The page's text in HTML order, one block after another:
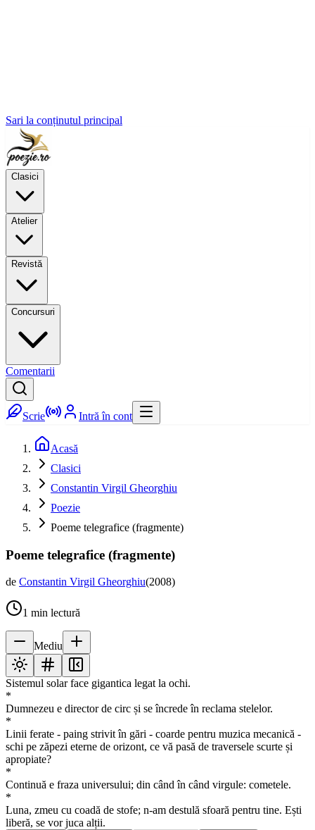
Sari la conținutul principal
Clasici
Atelier
Revistă
Concursuri
Comentarii
Scrie Intră în cont
Acasă
Clasici
Constantin Virgil Gheorghiu
Poezie
Poeme telegrafice (fragmente)
Poeme telegrafice (fragmente)
de Constantin Virgil Gheorghiu(2008)
1 min lectură
Mediu
Sistemul solar face gigantica legat la ochi.
*
Dumnezeu e director de circ și se încrede în reclama stelelor.
*
Linii ferate - paing strivit în gări - coarde pentru muzica mecanică -
schi pe zăpezi eterne de orizont, ce vă pasă de traversele scurte și
apropiate?
*
Continuă e fraza universului; din când în când virgule: cometele.
*
Luna, zmeu cu coadă de stofe; n-am destulă sfoară pentru tine. Ești
liberă, se vor juca alții.